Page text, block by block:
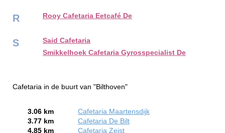
R Rooy Cafetaria Eetcafé De
S
Said Cafetaria
Smikkelhoek Cafetaria Gyrosspecialist De
Cafetaria in de buurt van "Bilthoven"
3.06 km
Cafetaria Maartensdijk
3.77 km
Cafetaria De Bilt
4.85 km
Cafetaria Zeist